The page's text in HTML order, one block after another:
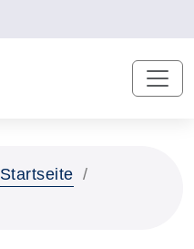
Startseite